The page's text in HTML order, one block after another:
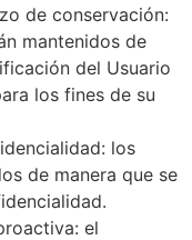
de conservación:
mantenidos de
del Usuario
los fines de su
los
de manera que se
el